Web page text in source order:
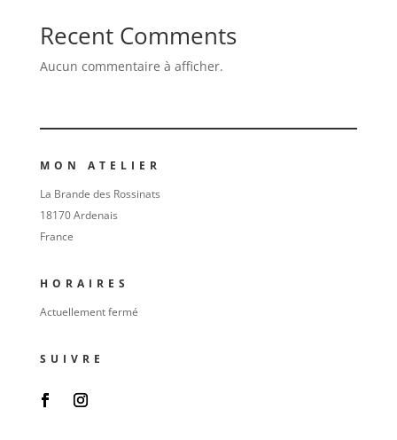
Recent Comments
Aucun commentaire à afficher.
MON ATELIER
La Brande des Rossinats
18170 Ardenais
France
HORAIRES
Actuellement fermé
SUIVRE